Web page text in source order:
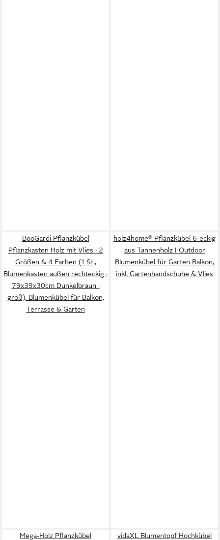
BooGardi Pflanzkübel
Pflanzkasten Holz mit Vlies · 2
Größen & 4 Farben (1 St.,
Blumenkasten außen rechteckig ·
79x39x30cm Dunkelbraun ·
groß), Blumenkübel für Balkon,
Terrasse & Garten
holz4home® Pflanzkübel 6-eckig
aus Tannenholz I Outdoor
Blumenkübel für Garten Balkon,
inkl. Gartenhandschuhe & Vlies
Mega-Holz Pflanzkübel
vidaXL Blumentopf Hochkübel